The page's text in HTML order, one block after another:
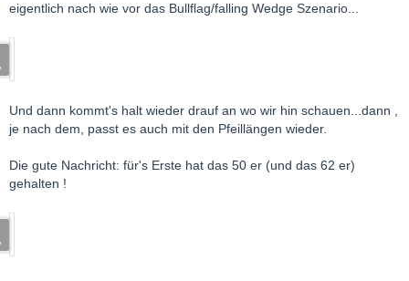
eigentlich nach wie vor das Bullflag/falling Wedge Szenario...
Und dann kommt's halt wieder drauf an wo wir hin schauen...dann ,
je nach dem, passt es auch mit den Pfeillängen wieder.
Die gute Nachricht: für's Erste hat das 50 er (und das 62 er)
gehalten !